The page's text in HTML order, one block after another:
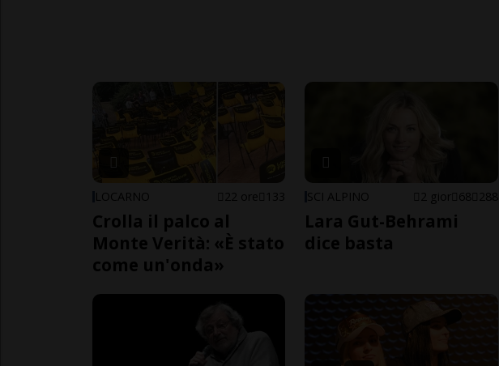
LOCARNO 22 ore 133
Crolla il palco al
Monte Verità: «È stato
come un'onda»
SCI ALPINO 2 gior 68 288
Lara Gut-Behrami
dice basta